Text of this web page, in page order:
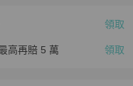
領取
高再賠 5 萬 領取